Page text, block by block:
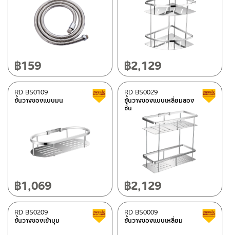
฿159 ฿2,129
ชั้นวางของแบบมน
RD BS0109 Clearance sale
฿1,069
ชั้นวางของแบบเหลี่ยมสอง
ชั้น
RD BS0029
฿2,129
ชั้นวางของเข้ามุม
RD BS0209 Clearance sale
ชั้นวางของแบบเหลี่ยม
RD BS0009